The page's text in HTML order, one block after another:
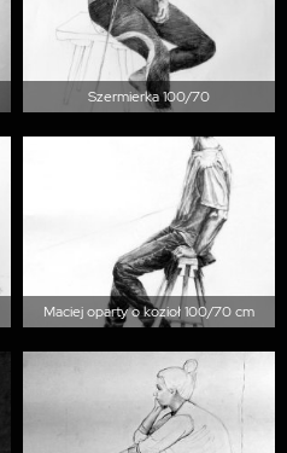
Szermierka 100/70
Maciej oparty o kozioł 100/70 cm